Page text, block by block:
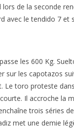
de la seconde
avec le tendido 7 et
les 600 Kg.
sur les capotazos
Le toro proteste
Il accroche la
trois séries
met une demie